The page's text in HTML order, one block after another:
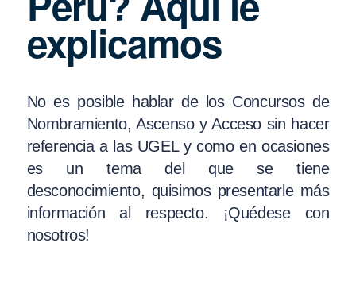
explicamos
No es posible hablar de los Concursos de
Nombramiento, Ascenso y Acceso sin hacer
referencia a las UGEL y como en ocasiones
es un tema del que se tiene
desconocimiento, quisimos presentarle más
información al respecto. ¡Quédese con
nosotros!